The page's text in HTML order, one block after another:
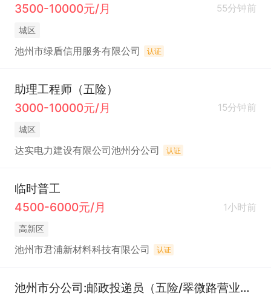
3500-10000元/月
55分钟前
城区
池州市绿盾信用服务有限公司 认证
助理工程师（五险）
3000-10000元/月
15分钟前
城区
达实电力建设有限公司池州分公司 认证
临时普工
4500-6000元/月
1小时前
高新区
池州市君浦新材料科技有限公司 认证
池州市分公司:邮政投递员（五险/翠微路营业部）